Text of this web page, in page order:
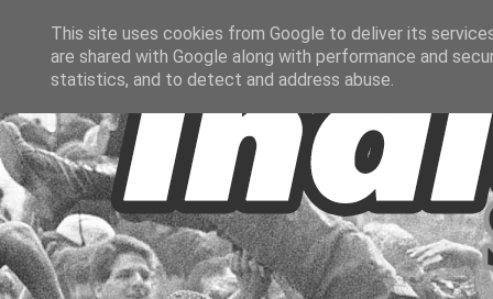
This site uses cookies from Google to deliver its
are shared with Google along with performance and
statistics, and to detect and address abuse.